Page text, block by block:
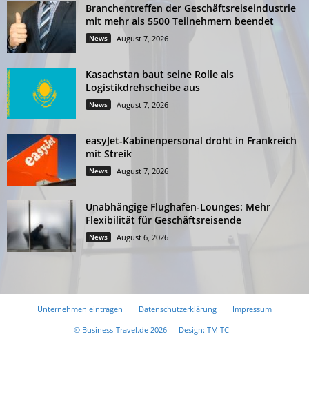
Branchentreffen der Geschäftsreiseindustrie
mit mehr als 5500 Teilnehmern beendet
News August 7, 2026
Kasachstan baut seine Rolle als
Logistikdrehscheibe aus
News August 7, 2026
easyJet-Kabinenpersonal droht in Frankreich
mit Streik
News August 7, 2026
Unabhängige Flughafen-Lounges: Mehr
Flexibilität für Geschäftsreisende
News August 6, 2026
Unternehmen eintragen Datenschutzerklärung
Impressum
© Business-Travel.de 2026 -
Design: TMITC